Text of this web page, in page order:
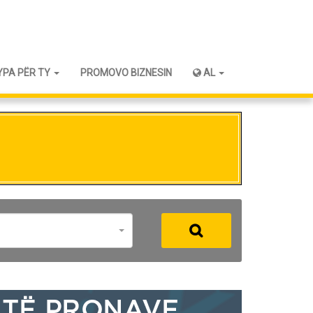
PËR TY PROMOVO BIZNESIN AL